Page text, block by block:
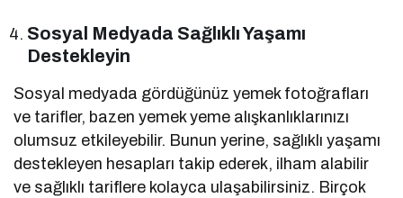
Sosyal Medyada Sağlıklı Yaşamı
Destekleyin
Sosyal medyada gördüğünüz yemek fotoğrafları
ve tarifler, bazen yemek yeme alışkanlıklarınızı
olumsuz etkileyebilir. Bunun yerine, sağlıklı yaşamı
destekleyen hesapları takip ederek, ilham alabilir
ve sağlıklı tariflere kolayca ulaşabilirsiniz. Birçok